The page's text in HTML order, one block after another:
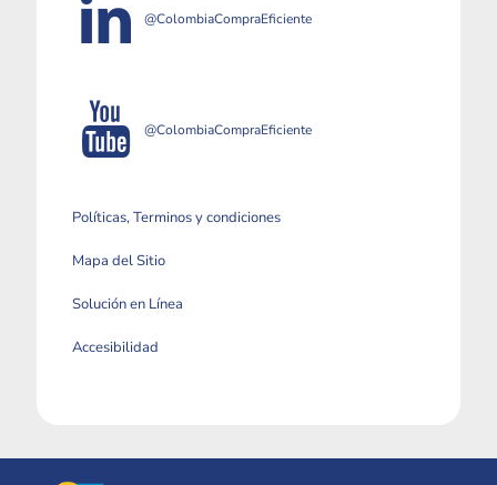
@ColombiaCompraEficiente
@ColombiaCompraEficiente
Políticas, Terminos y condiciones
Mapa del Sitio
Solución en Línea
Accesibilidad